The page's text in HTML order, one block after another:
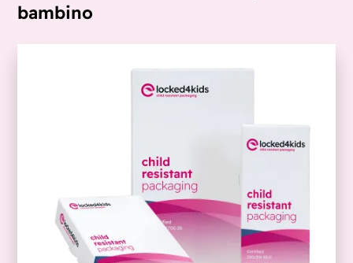
bambino